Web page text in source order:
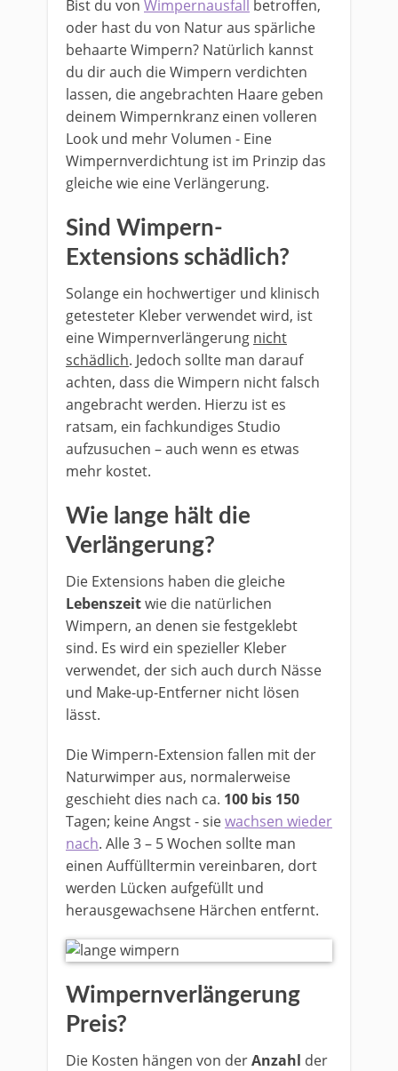
Bist du von Wimpernausfall
betroffen,
oder hast du von Natur aus spärliche
behaarte Wimpern? Natürlich kannst
du dir auch die Wimpern verdichten
lassen, die angebrachten Haare geben
deinem Wimpernkranz einen volleren
Look und mehr Volumen - Eine
Wimpernverdichtung ist im Prinzip das
gleiche wie eine Verlängerung.
Sind Wimpern-
Extensions schädlich?
Solange ein hochwertiger und klinisch
getesteter Kleber verwendet wird, ist
eine Wimpernverlängerung nicht
schädlich. Jedoch sollte man darauf
achten, dass die Wimpern nicht falsch
angebracht werden. Hierzu ist es
ratsam, ein fachkundiges Studio
aufzusuchen – auch wenn es etwas
mehr kostet.
Wie lange hält die
Verlängerung?
Die Extensions haben die gleiche
Lebenszeitwie die natürlichen
Wimpern, an denen sie festgeklebt
sind. Es wird ein spezieller Kleber
verwendet, der sich auch durch Nässe
und Make-up-Entferner nicht lösen
lässt.
Die Wimpern-Extension fallen mit der
Naturwimper aus, normalerweise
geschieht dies nach ca. 100 bis 150
Tagen; keine Angst - siewachsen wieder
nach. Alle 3 – 5 Wochen sollte man
einen Auffülltermin vereinbaren, dort
werden Lücken aufgefüllt und
herausgewachsene Härchen entfernt.
Wimpernverlängerung
Preis?
Die Kosten hängen von derAnzahl der